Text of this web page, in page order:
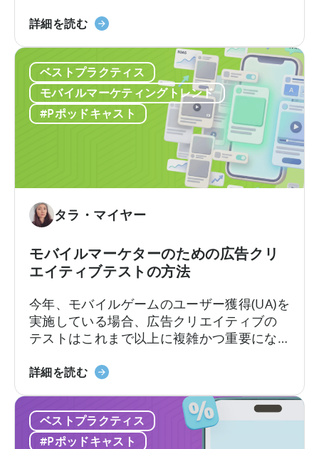
活
た
自
動
コ
ツ
作
ど
の
う
に
活
用
す
る
か」
に
かを解説します。Google社内で約10年、そ
いた経験を持つAshleyは、なかなか得難い
視点を共有します。彼女はこれらのプロダ
クトがどのように構築されたか、そしてそ
れらが実際の世界でどのように機能するか
を知っているのです。
詳細を読む「Google
と
ICM
に
つ
に
プ
リ
広
告
主
が
知
っ
て
お
く
べ
ベストプラクティス
モバイルマーケティングトレンド
#Pポッドキャスト
タラ・マイヤー
モバイルマーケターのための広告クリ
エイティブテストの方法
今年、モバイルゲームのユーザー獲得(UA)を
実施している場合、広告クリエイティブの
テストはこれまで以上に複雑かつ重要にな
ものとなっています。新たな課題は、十分
なく、それらを適切にテストし、最良のも
のを選別できるかどうかです。最近の…
詳細を読むモ
ル
マ
ベストプラクティス
#Pポッドキャスト